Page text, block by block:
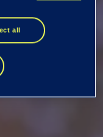
ny
all